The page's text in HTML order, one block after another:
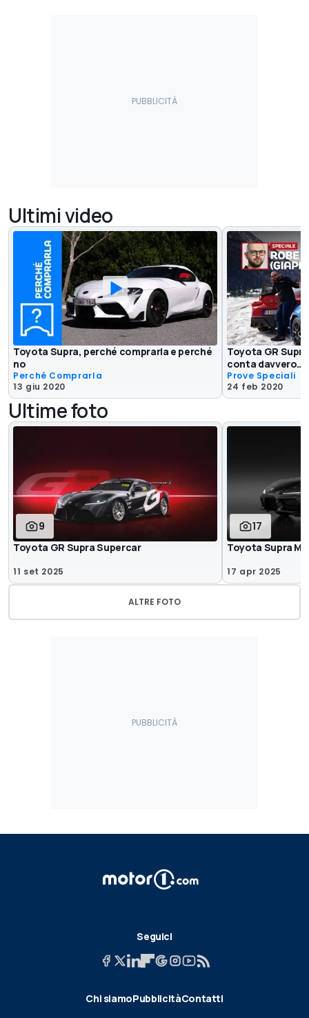
Ultimi video
Toyota Supra, perché comprarla e perché
no
Perché Comprarla
13 giu 2020
Toyota GR
conta davvero…
Prove Speciali
24 feb 2020
Ultime foto
9
Toyota GR Supra Supercar
11 set 2025
17
Toyota Supra
17 apr 2025
ALTRE FOTO
Seguici
Chi siamoPubblicitàContatti